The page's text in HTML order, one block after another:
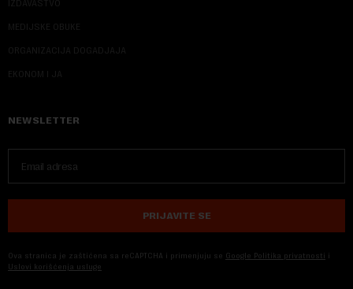
IZDAVAŠTVO
MEDIJSKE OBUKE
ORGANIZACIJA DOGADJAJA
EKONOM I JA
NEWSLETTER
PRIJAVITE SE
Ova stranica je zaštićena sa reCAPTCHA i primenjuju se Google Politika privatnosti i
Uslovi korišćenja usluge